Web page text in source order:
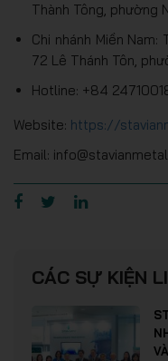
Thành Tông, phường
Chi nhánh Miền
72 Lê Thánh Tôn,
Hotline: +84
Website: https://
Email:
CÁC SỰ KIỆN